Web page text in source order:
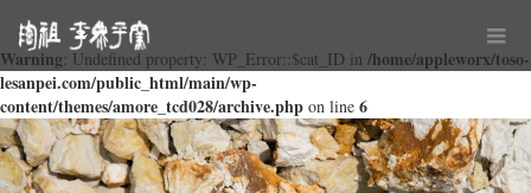
Warning: Undefined property: WP_Error::$cat_ID in /home/appleworx/toso-
lesanpei.com/public_html/main/wp-
content/themes/amore_tcd028/archive.php on line 6